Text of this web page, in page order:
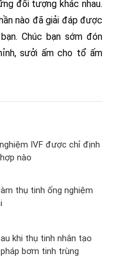
đối tượng khác nhau.
nào đã giải đáp được
Chúc bạn sớm đón
sưởi ấm cho tổ ấm
IVF được chỉ định
nào
thụ tinh ống nghiệm
khi thụ tinh nhân tạo
bơm tinh trùng